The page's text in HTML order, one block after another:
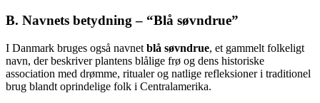
B. Navnets betydning – “Blå søvndrue”
I Danmark bruges også navnet blå søvndrue, et gammelt folkeligt
navn, der beskriver plantens blålige frø og dens historiske
association med drømme, ritualer og natlige refleksioner i traditionel
brug blandt oprindelige folk i Centralamerika.